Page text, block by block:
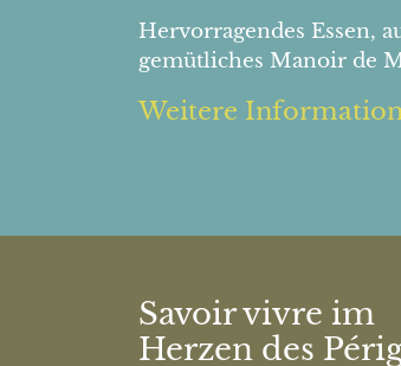
Hervorragendes Essen,
gemütliches Manoir de
Weitere
Savoir vivre im
Herzen des